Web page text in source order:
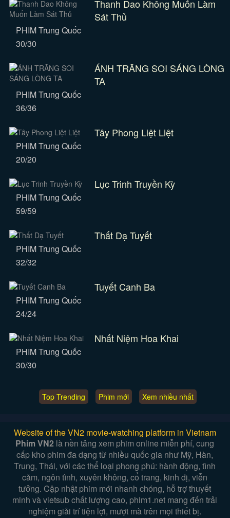
Thanh Dao Không Muốn Làm
Sát Thủ
PHIM Trung Quốc
30/30
ÁNH TRĂNG SOI SÁNG LÒNG
TA
PHIM Trung Quốc
36/36
Tây Phong Liệt Liệt
PHIM Trung Quốc
20/20
Lục Trinh Truyền Kỳ
PHIM Trung Quốc
59/59
Thất Dạ Tuyết
PHIM Trung Quốc
32/32
Tuyết Canh Ba
PHIM Trung Quốc
24/24
Nhất Niệm Hoa Khai
PHIM Trung Quốc
30/30
Top Trending Phim mới Xem nhiều nhất
Website of the VN2 movie-watching platform in Vietnam
Phim VN2 là nền tảng xem phim online miễn phí, cung
cấp kho phim đa dạng từ nhiều quốc gia như Mỹ, Hàn,
Trung, Thái, với các thể loại phong phú: hành động, tình
cảm, ngôn tình, xuyên không, cổ trang, kinh dị, viễn
tưởng. Cập nhật phim mới nhanh chóng, hỗ trợ thuyết
minh và vietsub chất lượng cao, phim1.net mang đến trải
nghiệm giải trí tiện lợi, mượt mà trên mọi thiết bị.